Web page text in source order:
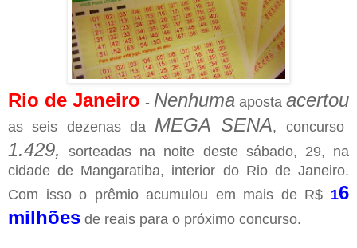
Rio de Janeiro - Nenhumaapostaacertou
as seis dezenas daMEGA SENA, concurso
1.429,
sorteadas na noite deste sábado, 29, na
cidade de Mangaratiba, interior do Rio de Janeiro.
Com isso o prêmio acumulou em mais de R$ 16
milhões de reais para o próximo concurso.